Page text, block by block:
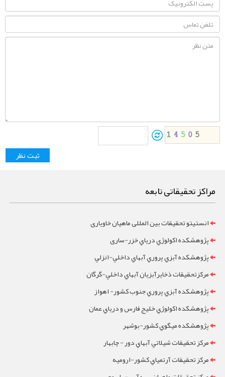
مراکز تحقیقاتی تابعه
انستیتو تحقیقات بین المللی ماهیان خاویاری
پژوهشکده اکولوژي درياي خزر-ساری
پژوهشکده آبزي پروري آبهاي داخلي-انزلي
مرکزتحقيقات ذخايرآبزيان آبهاي داخلي-گرگان
پژوهشکده آبزي پروري جنوب کشور- اهواز
پژوهشکده اکولوژي خليج فارس و درياي عمان
پژوهشکده ميگوي کشور-بوشهر
مرکز تحقيقات شيلاتي آبهاي دور - چابهار
مرکز تحقيقات آرتمياي کشور-ارومیه